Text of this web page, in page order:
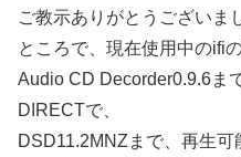
ご教示ありがとうございま
ところで、現在使用中のifi
Audio CD Decorder0.9.6ま
DIRECTで、
DSD11.2MNZまで、再生